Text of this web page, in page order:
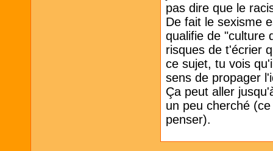
pas dire que le
De fait le sexisme
qualifie de "culture
risques de t'écrier
ce sujet, tu vois
sens de propager
Ça peut aller
un peu cherché
penser).